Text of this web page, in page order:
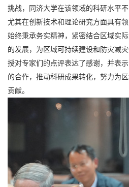
挑战，同济大学在该领域的科研水平
尤其在创新技术和理论研究方面具有
始终秉承务实精神，紧密结合区域实
的发展，为区域可持续建设和防灾减
授对专家们的点评表达了感谢，并表
的合作，推动科研成果转化，努力为
贡献。